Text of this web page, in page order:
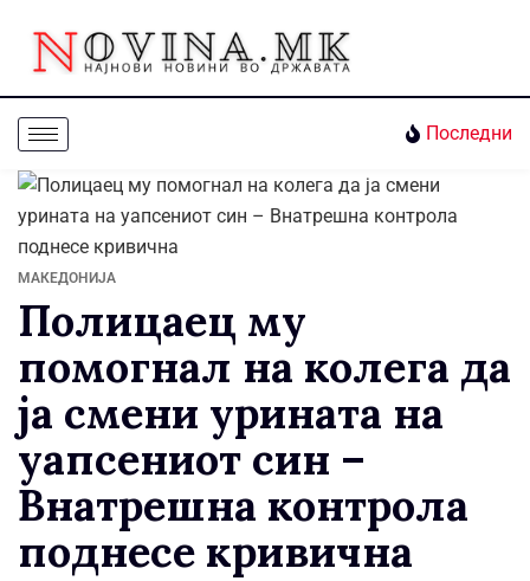
Последни
МАКЕДОНИЈА
Полицаец му
помогнал на колега да
ја смени урината на
уапсениот син –
Внатрешна контрола
поднесе кривична